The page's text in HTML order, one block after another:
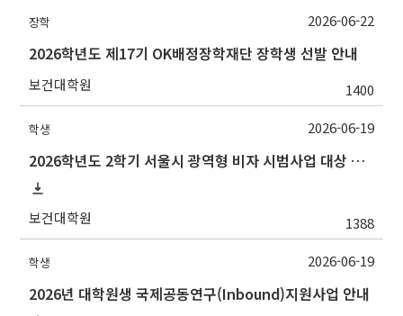
장학
2026학년도 제17기 OK배정장학재단 장학생 선발 안내
보건대학원 1400
2026-06-22
학생
2026학년도 2학기 서울시 광역형 비자 시범사업 대상 추천 안내
보건대학원 1388
2026-06-19
학생
2026년 대학원생 국제공동연구(Inbound)지원사업 안내
2026-06-19